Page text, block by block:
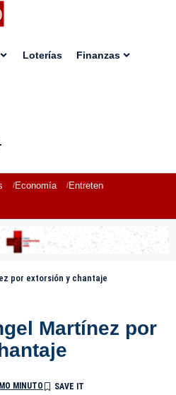
Loterías Finanzas
Economía Entretenimiento
por extorsión y chantaje
Martínez por
MINUTO